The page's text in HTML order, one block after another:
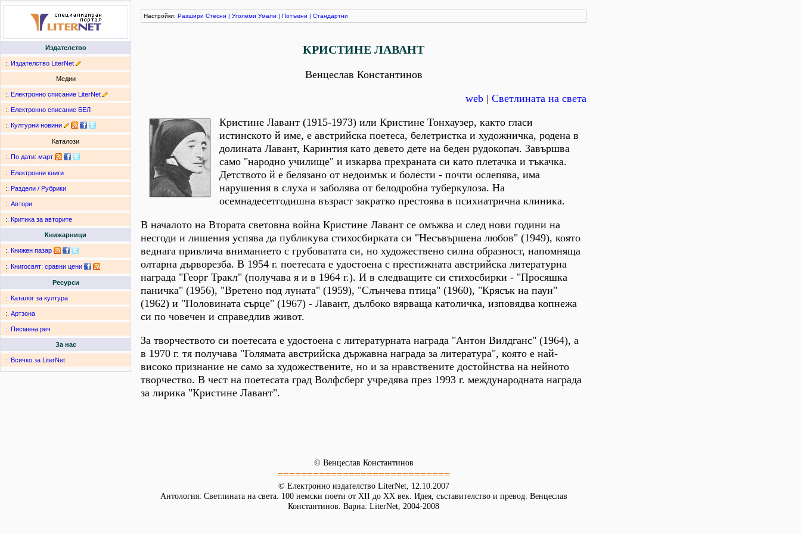
Издателство
:. Издателство LiterNet
Медии
:. Електронно списание LiterNet
:. Електронно списание БЕЛ
:. Културни новини
Каталози
:. По дати: март
:. Електронни книги
:. Раздели / Рубрики
:. Автори
:. Критика за авторите
Книжарници
:. Книжен пазар
:. Книгосвят: сравни цени
Ресурси
:. Каталог за култура
:. Артзона
:. Писмена реч
За нас
:. Всичко за LiterNet
Настройки: Разшири Стесни | Уголеми Умали | Потъмни | Стандартни
КРИСТИНЕ ЛАВАНТ
Венцеслав Константинов
web | Светлината на света
Кристине Лавант (1915-1973) или Кристине Тонхаузер, както гласи
истинското й име, е австрийска поетеса, белетристка и художничка, родена в
долината Лавант, Каринтия като девето дете на беден рудокопач. Завършва
само "народно училище" и изкарва прехраната си като плетачка и тъкачка.
Детството й е белязано от недоимък и болести - почти ослепява, има
нарушения в слуха и заболява от белодробна туберкулоза. На
осемнадесетгодишна възраст закратко престоява в психиатрична клиника.
В началото на Втората световна война Кристине Лавант се омъжва и след нови години на
несгоди и лишения успява да публикува стихосбирката си "Несъвършена любов" (1949), която
веднага привлича вниманието с грубоватата си, но художествено силна образност, напомняща
олтарна дърворезба. В 1954 г. поетесата е удостоена с престижната австрийска литературна
награда "Георг Тракл" (получава я и в 1964 г.). И в следващите си стихосбирки - "Просяшка
паничка" (1956), "Вретено под луната" (1959), "Слънчева птица" (1960), "Крясък на паун"
(1962) и "Половината сърце" (1967) - Лавант, дълбоко вярваща католичка, изповядва копнежа
си по човечен и справедлив живот.
За творчеството си поетесата е удостоена с литературната награда "Антон Вилдганс" (1964), а
в 1970 г. тя получава "Голямата австрийска държавна награда за литература", която е най-
високо признание не само за художествените, но и за нравствените достойнства на нейното
творчество. В чест на поетесата град Волфсберг учредява през 1993 г. международната награда
за лирика "Кристине Лавант".
© Венцеслав Константинов
=============================
© Електронно издателство LiterNet, 12.10.2007
Антология: Светлината на света. 100 немски поети от XII до XX век. Идея, съставителство и превод: Венцеслав
Константинов. Варна: LiterNet, 2004-2008